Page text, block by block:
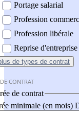
Portage salarial
Profession
Profession libérale
Reprise d'entreprise
de types de contrat
CONTRAT
de contrat
minimale (en mois)